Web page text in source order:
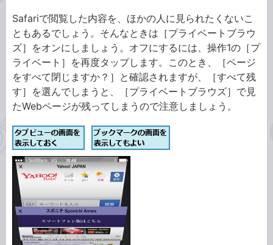
Safariで閲覧した内容を、ほかの人に見られたくないこ
ともあるでしょう。そんなときは［プライベートブラウ
ズ］をオンにしましょう。オフにするには、操作1の［プ
ライベート］を再度タップします。このとき、［ページ
をすべて閉じますか？］と確認されますが、［すべて残
す］を選んでしまうと、［プライベートブラウズ］で見
たWebページが残ってしまうので注意しましょう。